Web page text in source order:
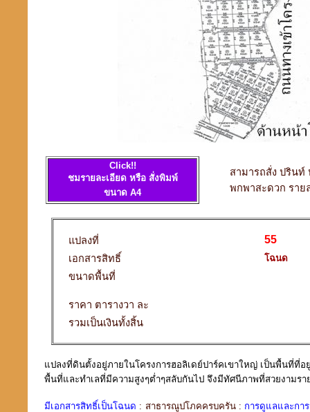
Click!!
ชมรายละเอียด หรือ สั่งพิมพ์
ขนาด A4
สามารถสั่ง ปริน
พกพาสะดวก ราย
แปลงที่ 55
เอกสารสิทธิ์ โฉนด
ขนาดพื้นที่
ราคา ตารางวา ละ
รวมเป็นเงินทั้งสิ้น
แปลงที่ดินตั้งอยู่ภายในโครงการฮอลิเดย์ปาร์คเขาใหญ่ เป็นพื้นที่ที่อ
พื้นที่และทำเลที่มีความสูงๆต่ำๆสลับกันไป จึงมีทัศนีภาพที่สวยงามร
มีเอกสารสิทธิ์เป็นโฉนด : สาธารณูปโภคครบครัน : การดูแลและกา